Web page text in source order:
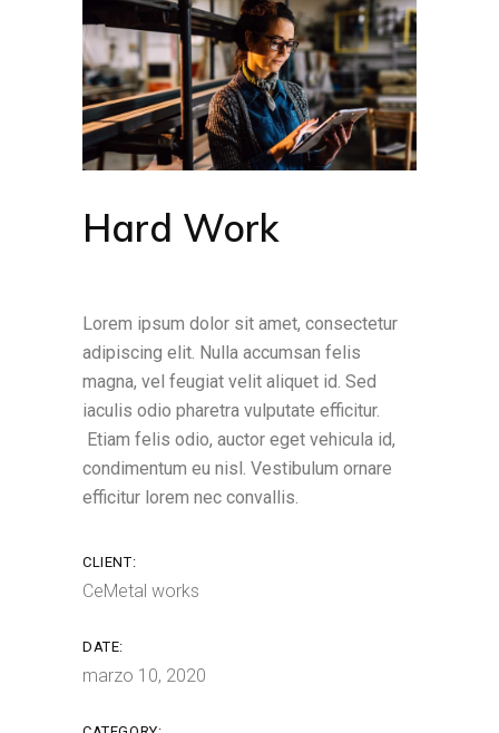
Hard Work
Lorem ipsum dolor sit amet, consectetur
adipiscing elit. Nulla accumsan felis
magna, vel feugiat velit aliquet id. Sed
iaculis odio pharetra vulputate efficitur.
Etiam felis odio, auctor eget vehicula id,
condimentum eu nisl. Vestibulum ornare
efficitur lorem nec convallis.
CLIENT:
CeMetal works
DATE:
marzo 10, 2020